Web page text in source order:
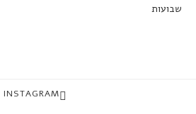
שבועות
INSTAGRAM